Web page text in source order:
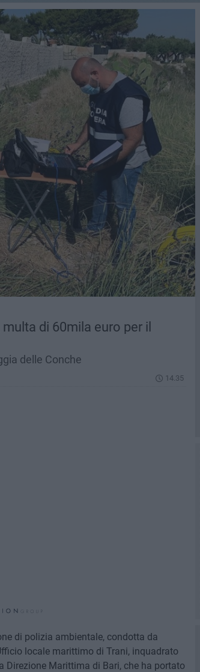
di 60mila euro per il
delle Conche
14.35
di polizia ambientale, condotta da
locale marittimo di Trani, inquadrato
Direzione Marittima di Bari, che ha portato